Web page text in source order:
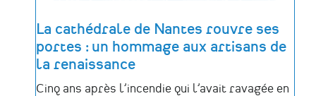
La cathédrale de Nantes rouvre ses
portes : un hommage aux artisans de
la renaissance
Cinq ans après l’incendie qui l’avait ravagée en